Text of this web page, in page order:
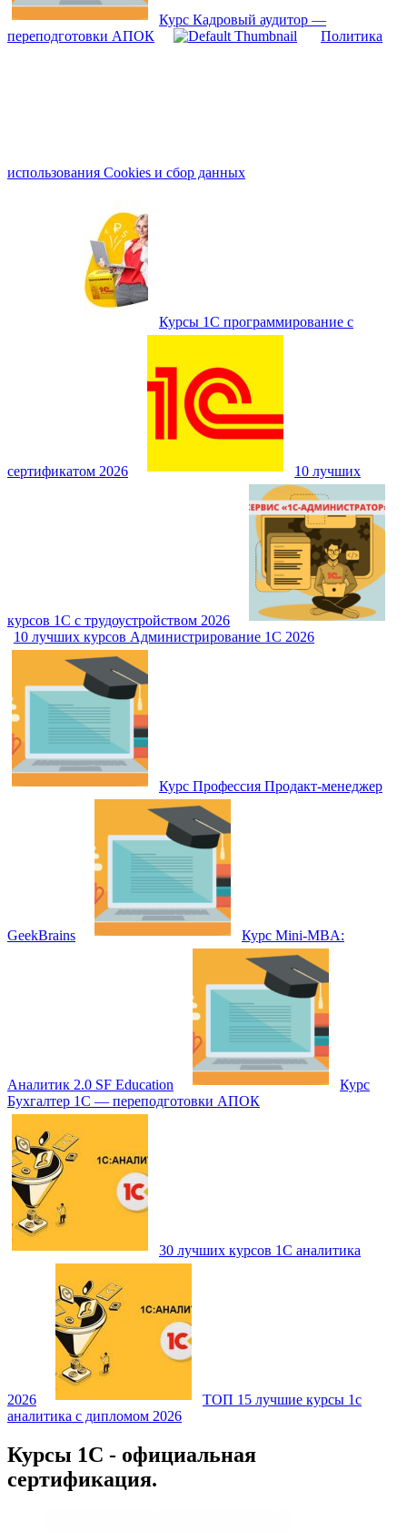
Курс Кадровый аудитор —
переподготовки АПОК
Политика
использования Cookies и сбор данных
Курсы 1С программирование с
сертификатом 2026 10 лучших
курсов 1С с трудоустройством 2026
10 лучших курсов Администрирование 1С 2026
Курс Профессия Продакт-менеджер
GeekBrains Курс Mini-MBA:
Аналитик 2.0 SF Education
Курс
Бухгалтер 1С — переподготовки АПОК
30 лучших курсов 1С аналитика
2026
ТОП 15 лучшие курсы 1с
аналитика с дипломом 2026
Курсы 1С - официальная
сертификация.